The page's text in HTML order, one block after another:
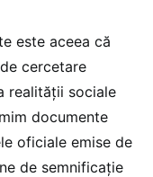
este aceea că
cercetare
realității sociale
documente
oficiale emise de
de semnificație